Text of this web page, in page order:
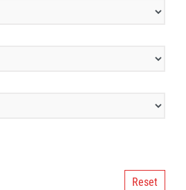
Reset